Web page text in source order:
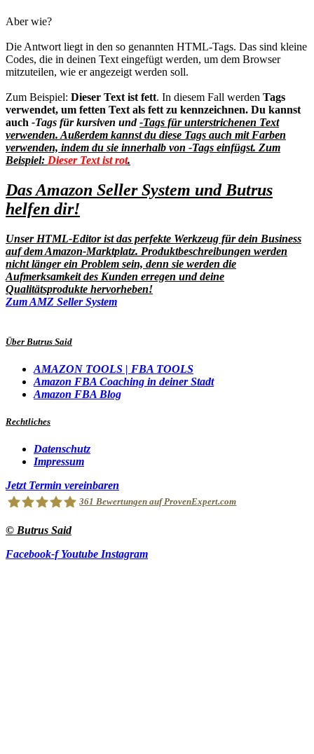
Aber wie?
Die Antwort liegt in den so genannten HTML-Tags. Das sind kleine
Codes, die in deinen Text eingefügt werden, um dem Browser
mitzuteilen, wie er angezeigt werden soll.
Zum Beispiel: Dieser Text ist fett. In diesem Fall werden Tags
verwendet, um fetten Text als fett zu kennzeichnen. Du kannst
auch -Tags für kursiven und-Tags für unterstrichenen Text
verwenden. Außerdem kannst du diese Tags auch mit Farben
verwenden, indem du sie innerhalb von -Tags einfügst. Zum
Beispiel: Dieser Text ist rot.
Das Amazon Seller System und Butrus
helfen dir!
Unser HTML-Editor ist das perfekte Werkzeug für dein Business
auf dem Amazon-Marktplatz. Produktbeschreibungen werden
nicht länger ein Problem sein, denn sie werden die
Aufmerksamkeit des Kunden erregen und deine
Qualitätsprodukte hervorheben!
Zum AMZ Seller System
Über Butrus Said
AMAZON TOOLS | FBA TOOLS
Amazon FBA Coaching in deiner Stadt
Amazon FBA Blog
Rechtliches
Datenschutz
Impressum
Jetzt Termin vereinbaren
361 Bewertungen auf ProvenExpert.com
© Butrus Said
Facebook-f Youtube Instagram